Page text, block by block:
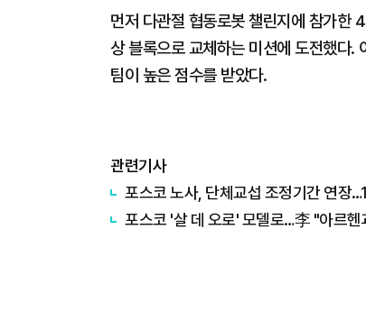
먼저 다관절 협동로봇 챌린지에 참가한
상 블록으로 교체하는 미션에 도전했다.
팀이 높은 점수를 받았다.
관련기사
포스코 노사, 단체교섭 조정기간 연장
포스코 '살 데 오로' 모델로…李 "아르